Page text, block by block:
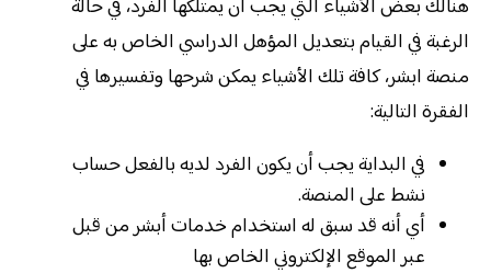
هنالك بعض الأشياء التي يجب أن يمتلكها الفرد، في حالة
الرغبة في القيام بتعديل المؤهل الدراسي الخاص به على
منصة ابشر، كافة تلك الأشياء يمكن شرحها وتفسيرها في
الفقرة التالية:
في البداية يجب أن يكون الفرد لديه بالفعل حساب
نشط على المنصة.
أي أنه قد سبق له استخدام خدمات أبشر من قبل
عبر الموقع الإلكتروني الخاص بها